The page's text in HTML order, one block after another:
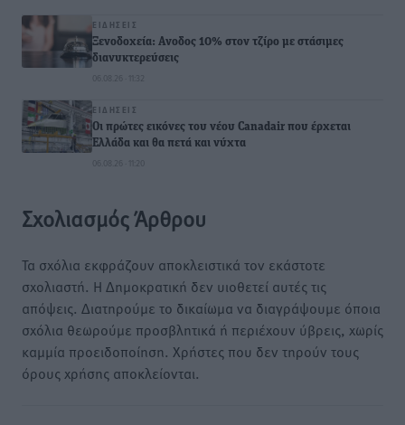
ΕΙΔΉΣΕΙΣ
Ξενοδοχεία: Ανοδος 10% στον τζίρο με στάσιμες
διανυκτερεύσεις
06.08.26 · 11:32
ΕΙΔΉΣΕΙΣ
Οι πρώτες εικόνες του νέου Canadair που έρχεται
Ελλάδα και θα πετά και νύχτα
06.08.26 · 11:20
Σχολιασμός Άρθρου
Τα σχόλια εκφράζουν αποκλειστικά τον εκάστοτε
σχολιαστή. Η Δημοκρατική δεν υιοθετεί αυτές τις
απόψεις. Διατηρούμε το δικαίωμα να διαγράψουμε όποια
σχόλια θεωρούμε προσβλητικά ή περιέχουν ύβρεις, χωρίς
καμμία προειδοποίηση. Χρήστες που δεν τηρούν τους
όρους χρήσης αποκλείονται.